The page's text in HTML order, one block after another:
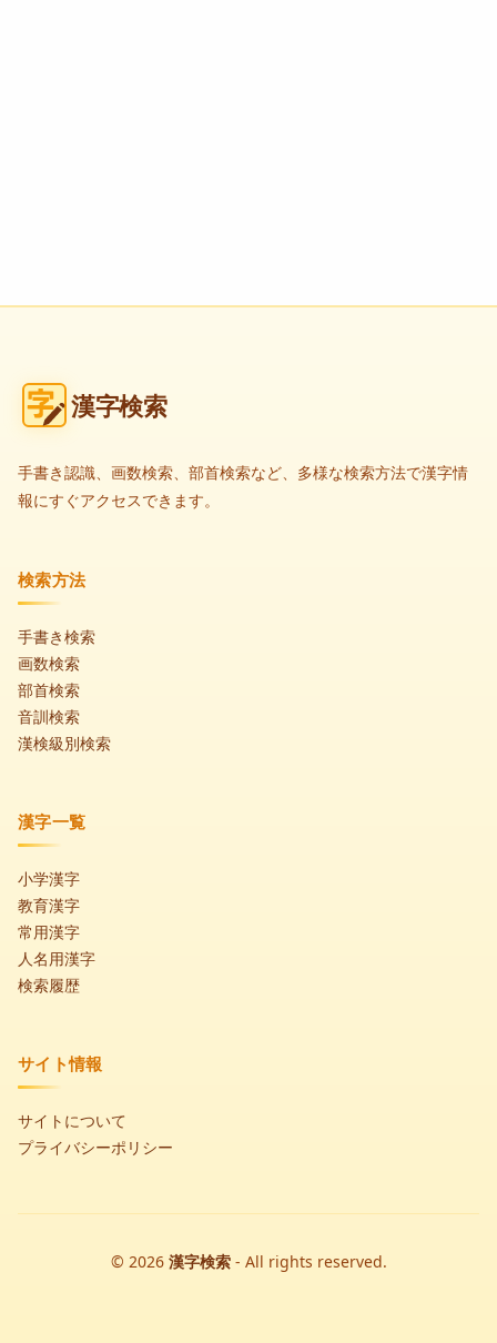
漢字検索
手書き認識、画数検索、部首検索など、多様な検索方法で漢字情
報にすぐアクセスできます。
検索方法
手書き検索
画数検索
部首検索
音訓検索
漢検級別検索
漢字一覧
小学漢字
教育漢字
常用漢字
人名用漢字
検索履歴
サイト情報
サイトについて
プライバシーポリシー
© 2026 漢字検索- All rights reserved.